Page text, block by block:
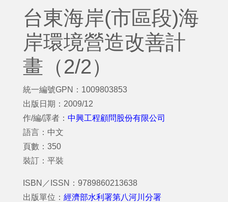
台東海岸(市區段)海
岸環境營造改善計
畫（2/2）
統一編號GPN：1009803853
出版日期：2009/12
作/編/譯者： 中興工程顧問股份有限公司
語言：中文
頁數：350
裝訂：平裝
ISBN／ISSN：9789860213638
出版單位： 經濟部水利署第八河川分署